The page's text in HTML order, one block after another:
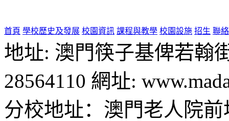
首頁 學校歷史及發展 校園資訊 課程與教學 校園設施 招生 聯
地址: 澳門筷子基俾若翰
28564110 網址:
分校地址：澳門老人院